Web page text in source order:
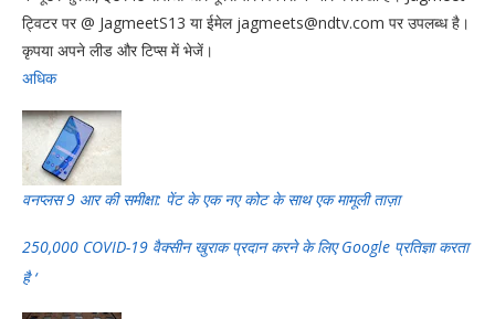
ट्विटर पर @ JagmeetS13 या ईमेल jagmeets@ndtv.com पर उपलब्ध है।
कृपया अपने लीड और टिप्स में भेजें।
अधिक
वनप्लस 9 आर की समीक्षा: पेंट के एक नए कोट के साथ एक मामूली ताज़ा
250,000 COVID-19 वैक्सीन खुराक प्रदान करने के लिए Google प्रतिज्ञा करता
है ‘